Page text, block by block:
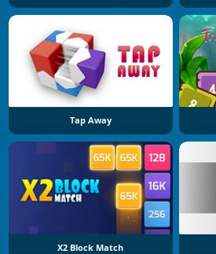
Tap Away
X2 Block Match